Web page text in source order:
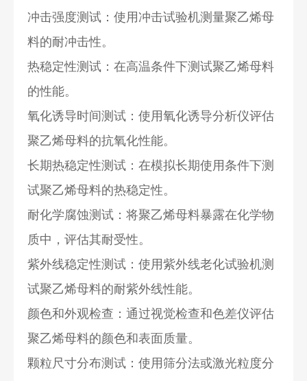
冲击强度测试：使用冲击试验机测量聚乙烯母
料的耐冲击性。
热稳定性测试：在高温条件下测试聚乙烯母料
的性能。
氧化诱导时间测试：使用氧化诱导分析仪评估
聚乙烯母料的抗氧化性能。
长期热稳定性测试：在模拟长期使用条件下测
试聚乙烯母料的热稳定性。
耐化学腐蚀测试：将聚乙烯母料暴露在化学物
质中，评估其耐受性。
紫外线稳定性测试：使用紫外线老化试验机测
试聚乙烯母料的耐紫外线性能。
颜色和外观检查：通过视觉检查和色差仪评估
聚乙烯母料的颜色和表面质量。
颗粒尺寸分布测试：使用筛分法或激光粒度分